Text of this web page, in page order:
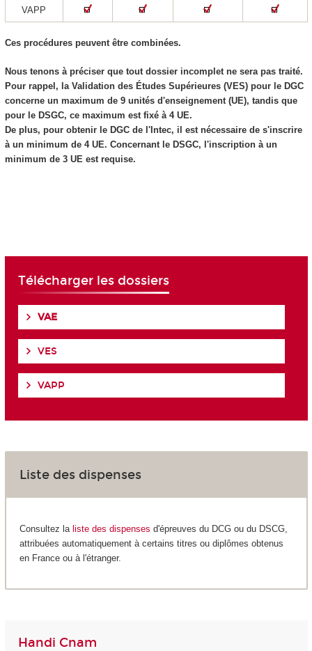
VAPP
Ces procédures peuvent être combinées.
Nous tenons à préciser que tout dossier incomplet ne sera pas traité.
Pour rappel, la Validation des Études Supérieures (VES) pour le DGC
concerne un maximum de 9 unités d'enseignement (UE), tandis que
pour le DSGC, ce maximum est fixé à 4 UE.
De plus, pour obtenir le DGC de l'Intec, il est nécessaire de s'inscrire
à un minimum de 4 UE. Concernant le DSGC, l'inscription à un
minimum de 3 UE est requise.
Télécharger les dossiers
VAE
VES
VAPP
Liste des dispenses
Consultez la liste des dispenses d'épreuves du DCG ou du DSCG,
attribuées automatiquement à certains titres ou diplômes obtenus
en France ou à l'étranger.
Handi Cnam